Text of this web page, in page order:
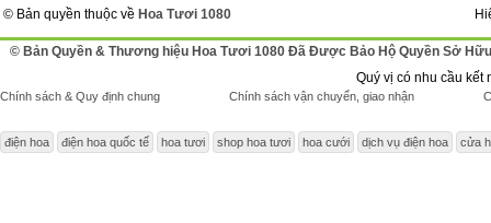
© Bản quyền thuộc về Hoa Tươi 1080
© Bản Quyền & Thương hiệu Hoa Tươi 1080 Đã Được Bảo Hộ Quyền Sở Hữu
Quý vị có nhu cầu kết
Chính sách & Quy định chung Chính sách vận chuyển, giao nhận
điện hoa điện hoa quốc tế hoa tươi shop hoa tươi hoa cưới dịch vụ điện hoa cửa